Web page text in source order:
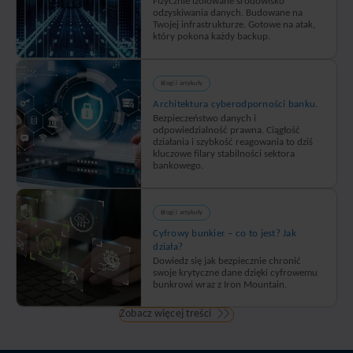
odzyskiwania danych. Budowane na
Twojej infrastrukturze. Gotowe na atak,
który pokona każdy backup.
Blogi i artykuły
Architektura cyberodporności banku.
Bezpieczeństwo danych i
odpowiedzialność prawna. Ciągłość
działania i szybkość reagowania to dziś
kluczowe filary stabilności sektora
bankowego.
Blogi i artykuły
Cyfrowy bunkier – co to jest? Jak
działa?
Dowiedz się jak bezpiecznie chronić
swoje krytyczne dane dzięki cyfrowemu
bunkrowi wraz z Iron Mountain.
Zobacz więcej treści